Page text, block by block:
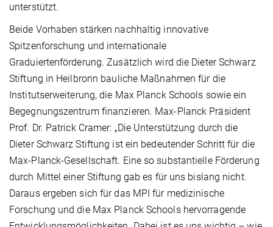
unterstützt.
Beide Vorhaben stärken nachhaltig innovative
Spitzenforschung und internationale
Graduiertenförderung. Zusätzlich wird die Dieter Schwarz
Stiftung in Heilbronn bauliche Maßnahmen für die
Institutserweiterung, die Max Planck Schools sowie ein
Begegnungszentrum finanzieren. Max-Planck Präsident
Prof. Dr. Patrick Cramer: „Die Unterstützung durch die
Dieter Schwarz Stiftung ist ein bedeutender Schritt für die
Max-Planck-Gesellschaft. Eine so substantielle Förderung
durch Mittel einer Stiftung gab es für uns bislang nicht.
Daraus ergeben sich für das MPI für medizinische
Forschung und die Max Planck Schools hervorragende